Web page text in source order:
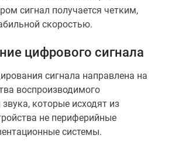
сигнал получается четким,
скоростью.
цифрового сигнала
сигнала направлена на
воспроизводимого
которые исходят из
не периферийные
системы.